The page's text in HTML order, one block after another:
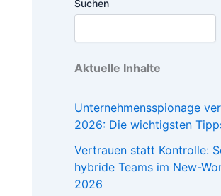
Suchen
Aktuelle Inhalte
Unternehmensspionage
2026: Die wichtigsten
Vertrauen statt Kontrolle:
hybride Teams im New-
2026